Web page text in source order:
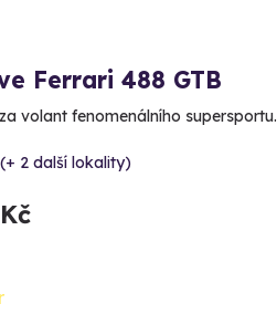
Ferrari 488 GTB
volant fenomenálního supersportu.
2 další lokality)